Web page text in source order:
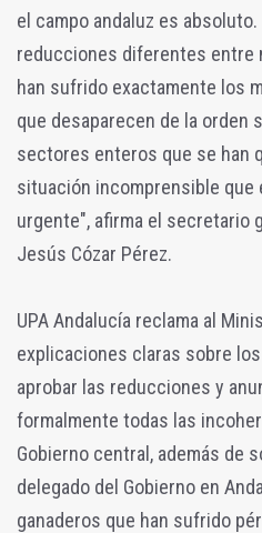
el campo andaluz es
reducciones diferentes entre
han sufrido exactamente los
que desaparecen de la orden
sectores enteros que se han
situación incomprensible que
urgente", afirma el secretario
Jesús Cózar Pérez.
UPA Andalucía reclama al
explicaciones claras sobre
aprobar las reducciones y
formalmente todas las
Gobierno central, además de
delegado del Gobierno en
ganaderos que han sufrido